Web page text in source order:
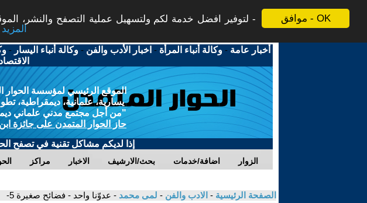
موافق - OK
لتوفير افضل خدمة لكم ولتسهيل عملية التصفح والنشر،
More info - المزيد
أخبار عامة -وكالة أنباء المرأة - اخبار الأدب والفن -وكالة أنباء اليسار -
الاقتصاد
الموقع الرئيسي لمؤسسة الحوار
يسارية، علمانية، ديمقراطية،
"من أجل مجتمع مدني علماني
حاز الحوار المتمدن على جائزة
إذا لديكم مشاكل تقنية في تصفح
مراكز الاخبار بحث/الارشيف اضافة/خدمات الزوار
الصفحة الرئيسية - الادب والفن - لمى محمد - عدوّنا واحد - فضائح صغيرة 5-